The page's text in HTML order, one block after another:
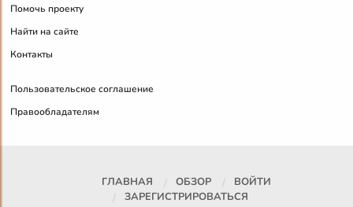
Помочь проекту
Найти на сайте
Контакты
Пользовательское соглашение
Правообладателям
ГЛАВНАЯ ОБЗОР
ВОЙТИ
ЗАРЕГИСТРИРОВАТЬСЯ